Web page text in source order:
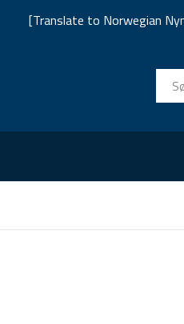
[Translate to Norwegian